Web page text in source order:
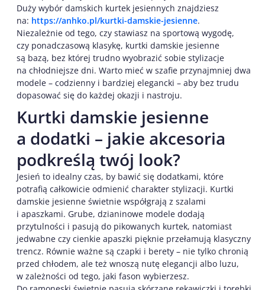
Duży wybór damskich kurtek jesiennych znajdziesz
na: https://anhko.pl/kurtki-damskie-jesienne.
Niezależnie od tego, czy stawiasz na sportową wygodę,
czy ponadczasową klasykę, kurtki damskie jesienne
są bazą, bez której trudno wyobrazić sobie stylizacje
na chłodniejsze dni. Warto mieć w szafie przynajmniej dwa
modele – codzienny i bardziej elegancki – aby bez trudu
dopasować się do każdej okazji i nastroju.
Kurtki damskie jesienne
a dodatki – jakie akcesoria
podkreślą twój look?
Jesień to idealny czas, by bawić się dodatkami, które
potrafią całkowicie odmienić charakter stylizacji. Kurtki
damskie jesienne świetnie współgrają z szalami
i apaszkami. Grube, dzianinowe modele dodają
przytulności i pasują do pikowanych kurtek, natomiast
jedwabne czy cienkie apaszki pięknie przełamują klasyczny
trencz. Równie ważne są czapki i berety – nie tylko chronią
przed chłodem, ale też wnoszą nutę elegancji albo luzu,
w zależności od tego, jaki fason wybierzesz.